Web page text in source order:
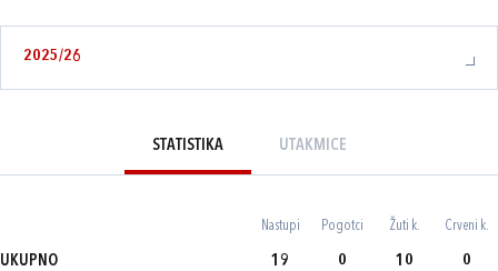
2025/26
STATISTIKA UTAKMICE
Nastupi Pogotci Žuti k. Crveni k.
UKUPNO 19 0 10 0